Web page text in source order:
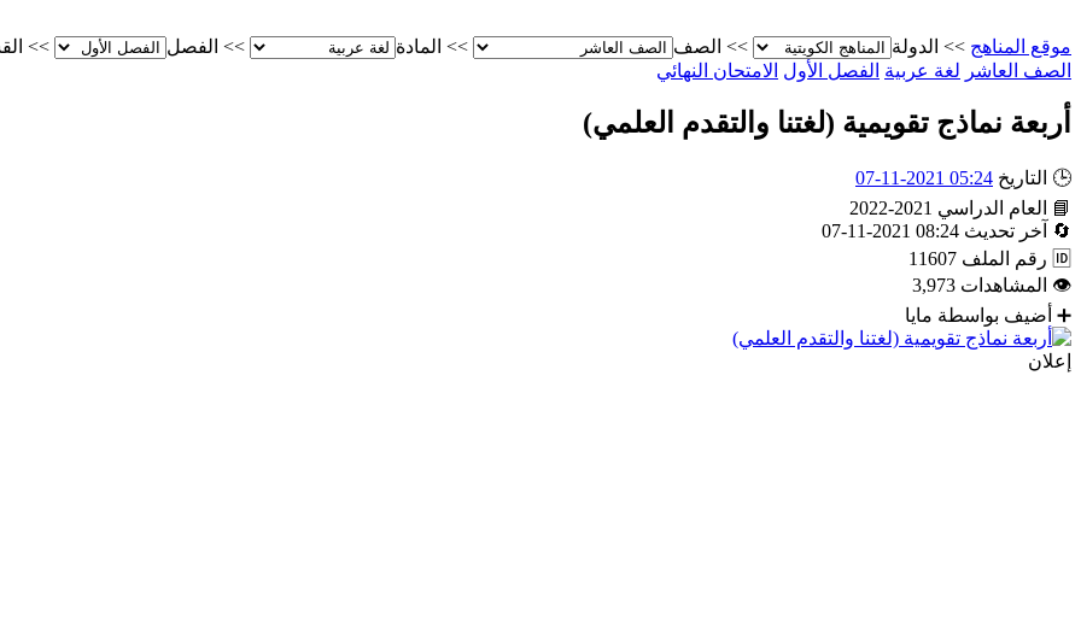
موقع المناهج >> الدولة >> الصف >> المادة >> الفصل >>
الصف العاشر لغة عربية الفصل الأول الامتحان النهائي
أربعة نماذج تقويمية (لغتنا والتقدم العلمي)
🕒 التاريخ 05:24 2021-11-07
📘
العام الدراسي 2021-2022
🔄
آخر تحديث 08:24 2021-11-07
🆔 رقم الملف 11607
👁 المشاهدات 3,973
➕ أضيف بواسطة مايا
إعلان